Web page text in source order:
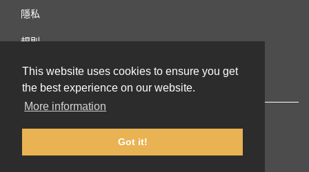
This website uses cookies to ensure you get
the best experience on our website.
More information
Got it!
隱私
規則
連絡我們
© 2002-2026 lernu.net |Impressum